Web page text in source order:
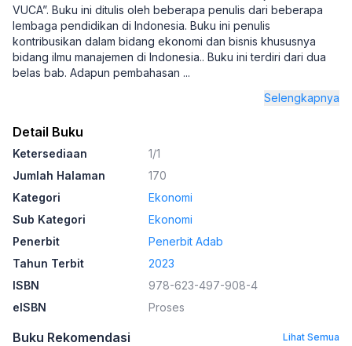
VUCA”. Buku ini ditulis oleh beberapa penulis dari beberapa
lembaga pendidikan di Indonesia. Buku ini penulis
kontribusikan dalam bidang ekonomi dan bisnis khususnya
bidang ilmu manajemen di Indonesia.. Buku ini terdiri dari dua
belas bab. Adapun pembahasan ...
Selengkapnya
Detail Buku
Ketersediaan
1/1
Jumlah Halaman
170
Kategori
Ekonomi
Sub Kategori
Ekonomi
Penerbit
Penerbit Adab
Tahun Terbit
2023
ISBN
978-623-497-908-4
eISBN
Proses
Buku Rekomendasi Lihat Semua